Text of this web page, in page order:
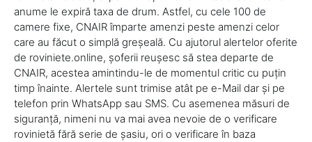
anume le expiră taxa de drum. Astfel, cu cele 100 de
camere fixe, CNAIR împarte amenzi peste amenzi celor
care au făcut o simplă greșeală. Cu ajutorul alertelor oferite
de roviniete.online, șoferii reușesc să stea departe de
CNAIR, acestea amintindu-le de momentul critic cu puțin
timp înainte. Alertele sunt trimise atât pe e-Mail dar și pe
telefon prin WhatsApp sau SMS. Cu asemenea măsuri de
siguranță, nimeni nu va mai avea nevoie de o verificare
rovinietă fără serie de șasiu, ori o verificare în baza